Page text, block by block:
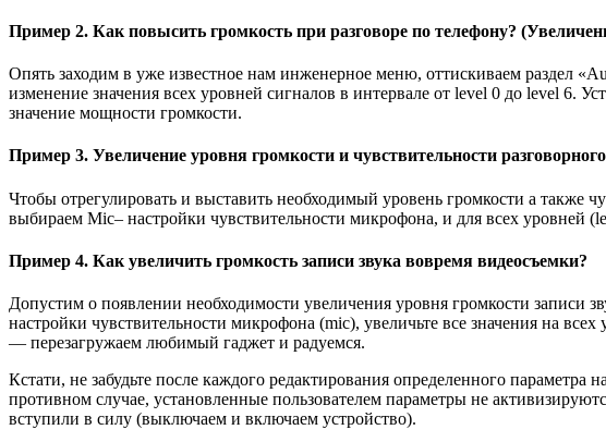
Пример 2. Как повысить громкость при разговоре по телефону?
Опять заходим в уже известное нам инженерное меню, оттискиваем раздел
изменение значения всех уровней сигналов в интервале от level 0 до level 6.
значение мощности громкости.
Пример 3. Увеличение уровня громкости и чувствительности
Чтобы отрегулировать и выставить необходимый уровень громкости а
выбираем Mic– настройки чувствительности микрофона, и для всех уровней
Пример 4. Как увеличить громкость записи звука вовремя видеосъемки?
Допустим о появлении необходимости увеличения уровня громкости записи
настройки чувствительности микрофона (mic), увеличьте все значения на
— перезагружаем любимый гаджет и радуемся.
Кстати, не забудьте после каждого редактирования определенного
противном случае, установленные пользователем параметры не
вступили в силу (выключаем и включаем устройство).